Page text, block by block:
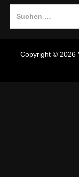
Copyright © 2026